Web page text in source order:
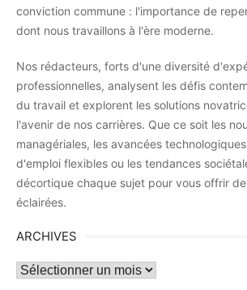
conviction commune : l'importance de
dont nous travaillons à l'ère moderne.
Nos rédacteurs, forts d'une diversité
professionnelles, analysent les défis
du travail et explorent les solutions
l'avenir de nos carrières. Que ce soit les
managériales, les avancées
d'emploi flexibles ou les tendances
décortique chaque sujet pour vous offrir
éclairées.
ARCHIVES
Archives